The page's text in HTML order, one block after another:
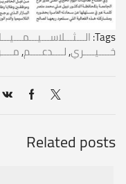
Tags: الـــثـــلاســـيـــمـــيـــا
خــــيــــري,لــــدعــــم,
Related posts